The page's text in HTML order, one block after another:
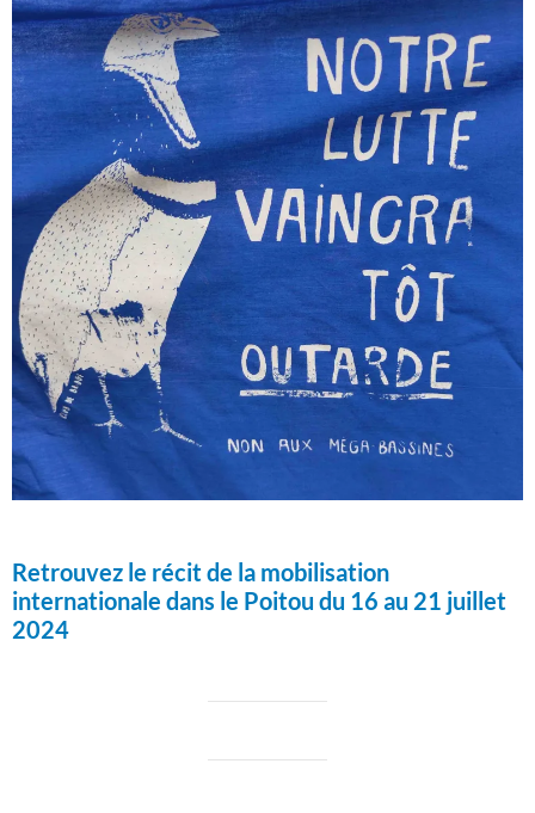
Retrouvez le récit de la mobilisation
internationale dans le Poitou du 16 au 21 juillet
2024